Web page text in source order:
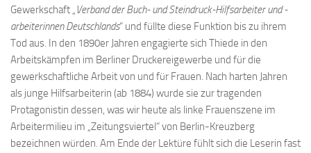
Gewerkschaft „Verband der Buch- und Steindruck-Hilfsarbeiter und -
arbeiterinnen Deutschlands“ und füllte diese Funktion bis zu ihrem
Tod aus. In den 1890er Jahren engagierte sich Thiede in den
Arbeitskämpfen im Berliner Druckereigewerbe und für die
gewerkschaftliche Arbeit von und für Frauen. Nach harten Jahren
als junge Hilfsarbeiterin (ab 1884) wurde sie zur tragenden
Protagonistin dessen, was wir heute als linke Frauenszene im
Arbeitermilieu im „Zeitungsviertel“ von Berlin-Kreuzberg
bezeichnen würden. Am Ende der Lektüre fühlt sich die Leserin fast